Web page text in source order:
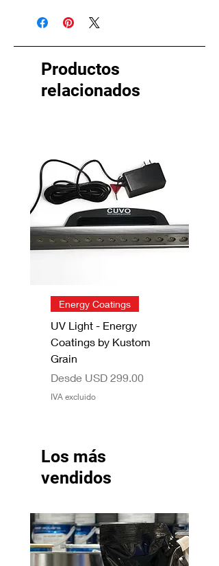
Productos
relacionados
Energy Coatings
UV Light - Energy
Coatings by Kustom
Grain
Desde USD 299.00
Precio de oferta
IVA excluido
Los más
vendidos